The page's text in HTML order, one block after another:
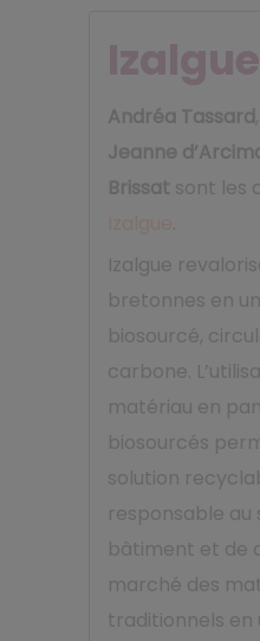
Andréa Tassard,
Jeanne
Brissat sont les
Izalgue
bretonnes en
biosourcé,
carbone.
matériau en
biosourcés
solution
responsable au
bâtiment et de
marché des
traditionnels en